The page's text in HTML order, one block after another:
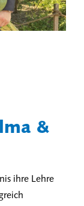
&
ihre Lehre